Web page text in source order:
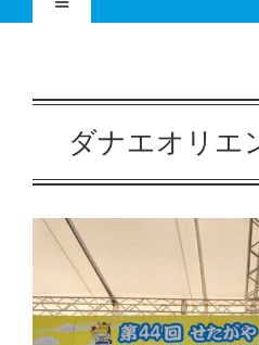
Toggle
Navigation
会場案内
交流自治体の紹介
ダナエオリエ